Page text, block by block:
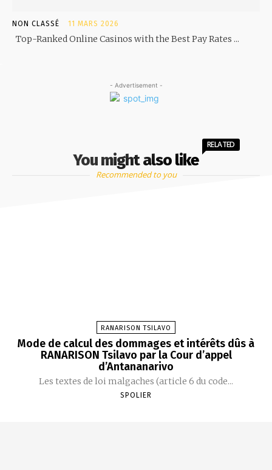
NON CLASSÉ 11 MARS 2026
Top-Ranked Online Casinos with the Best Pay Rates ...
- Advertisement -
You might also like
RELATED
Recommended to you
RANARISON TSILAVO
Mode de calcul des dommages et intérêts dûs à
RANARISON Tsilavo par la Cour d’appel
d’Antananarivo
Les textes de loi malgaches (article 6 du code...
SPOLIER